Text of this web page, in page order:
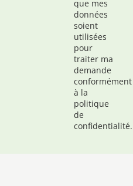
que mes
données
soient
utilisées
pour
traiter ma
demande
conformément
à la
politique
de
confidentialité.